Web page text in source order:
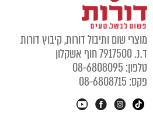
מוצרי שום ותיבול דורות, קיבוץ דורות
ד.נ. 7917500 חוף אשקלון
טלפון: 08-6808095
פקס: 08-6808715